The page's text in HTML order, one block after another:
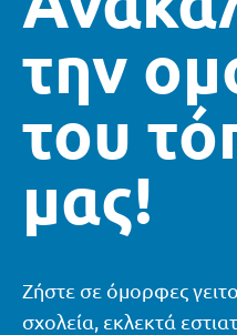
την
του
μας!
Ζήστε σε όμορφες
σχολεία, εκλεκτά